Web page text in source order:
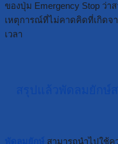
ของปุ่ม Emergency Stop ว่า
เหตุการณ์ที่ไม่คาดคิดที่เกิดจ
เวลา
สามารถนำไปใช้